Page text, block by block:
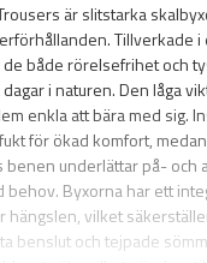
är slitstarka
Tillverkade i
de både rörelsefrihet och
i naturen. Den låga
enkla att bära med sig.
för ökad komfort,
benen underlättar på- och
behov. Byxorna har ett
hängslen, vilket
benslut och tejpade